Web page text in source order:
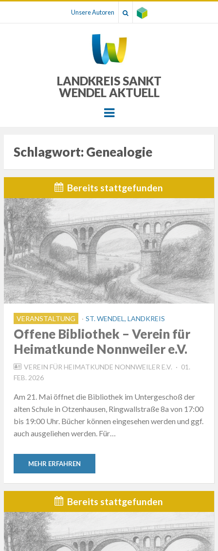
Unsere Autoren
LANDKREIS SANKT
WENDEL AKTUELL
Menu
Schlagwort: Genealogie
Bereits stattgefunden
VERANSTALTUNG ST. WENDEL, LANDKREIS
Offene Bibliothek – Verein für
Heimatkunde Nonnweiler e.V.
VEREIN FÜR HEIMATKUNDE NONNWEILER E.V.
POSTED
01.
FEB. 2026
Am 21. Mai öffnet die Bibliothek im Untergeschoß der
alten Schule in Otzenhausen, Ringwallstraße 8a von 17:00
bis 19:00 Uhr. Bücher können eingesehen werden und ggf.
auch ausgeliehen werden. Für…
MEHR ERFAHREN
Bereits stattgefunden